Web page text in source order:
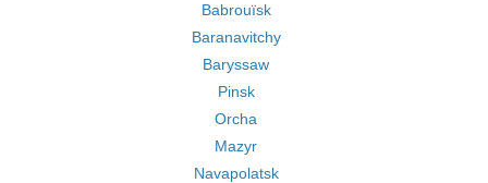
Babrouïsk
Baranavitchy
Baryssaw
Pinsk
Orcha
Mazyr
Navapolatsk